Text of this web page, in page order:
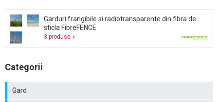
Garduri frangibile si radiotransparente din fibra de
sticla FibreFENCE
3 produse
Categorii
Gard